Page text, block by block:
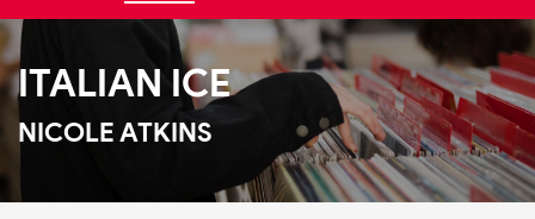
ITALIAN ICE
NICOLE ATKINS